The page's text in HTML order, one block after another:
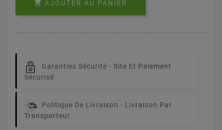
 AJOUTER AU PANIER
Garanties Sécurité - Site Et Paiement
Sécurisé
Politique De Livraison - Livraison Par
Transporteur